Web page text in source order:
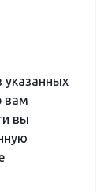
указанных
вам
вы